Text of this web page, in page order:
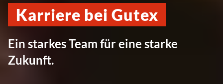
Karriere bei Gutex
Ein starkes Team für eine starke
Zukunft.